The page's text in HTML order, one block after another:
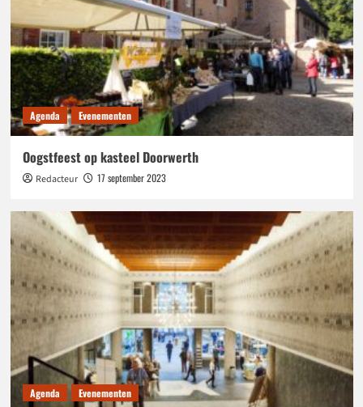
Agenda Evenementen
Oogstfeest op kasteel Doorwerth
Redacteur 17 september 2023
Agenda Evenementen